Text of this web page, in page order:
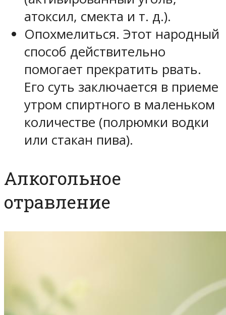
атоксил, смекта и т. д.).
Опохмелиться. Этот народный
способ действительно
помогает прекратить рвать.
Его суть заключается в приеме
утром спиртного в маленьком
количестве (полрюмки водки
или стакан пива).
Алкогольное
отравление